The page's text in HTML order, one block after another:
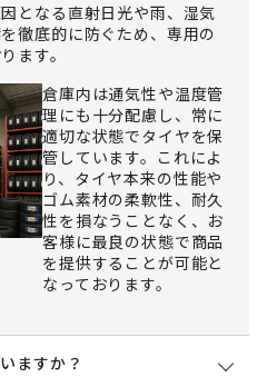
となる直射日光や雨、湿気
徹底的に防ぐため、専用の
ます。
倉庫内は通気性や温度管
理にも十分配慮し、常に
適切な状態でタイヤを保
管しています。これによ
り、タイヤ本来の性能や
ゴム素材の柔軟性、耐久
性を損なうことなく、お
客様に最良の状態で商品
を提供することが可能と
なっております。
ますか？